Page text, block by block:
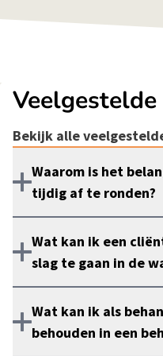
Veelgestelde
Bekijk alle
Waarom is het
tijdig af te ronden?
Het tijdig afronden
essentieel voor het
zelfstandigheid en
cliënten, het
het verminderen van
Wat kan ik een
slag te gaan in de
Er zijn verschillende
aanraden voor tijdens
Wat kan ik als
behouden in een